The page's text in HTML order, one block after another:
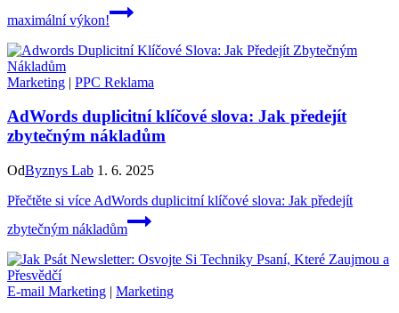
maximální výkon!
Marketing | PPC Reklama
AdWords duplicitní klíčové slova: Jak předejít
zbytečným nákladům
OdByznys Lab 1. 6. 2025
Přečtěte si více AdWords duplicitní klíčové slova: Jak předejít
zbytečným nákladům
E-mail Marketing | Marketing